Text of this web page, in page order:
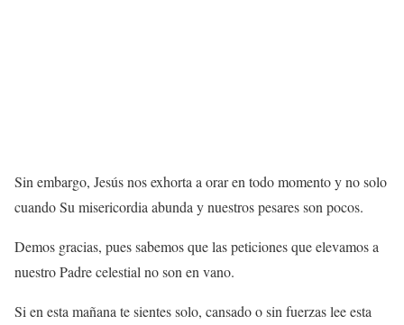
Sin embargo, Jesús nos exhorta a orar en todo momento y no solo
cuando Su misericordia abunda y nuestros pesares son pocos.
Demos gracias, pues sabemos que las peticiones que elevamos a
nuestro Padre celestial no son en vano.
Si en esta mañana te sientes solo, cansado o sin fuerzas lee esta